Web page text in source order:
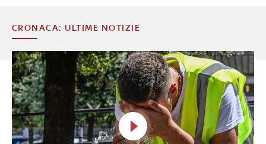
CRONACA: ULTIME NOTIZIE